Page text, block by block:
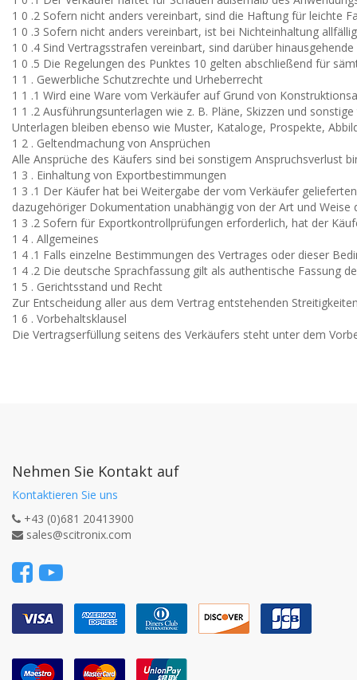
Nehmen Sie Kontakt auf
Kontaktieren Sie uns
+43 (0)681 20413900
sales@scitronix.com